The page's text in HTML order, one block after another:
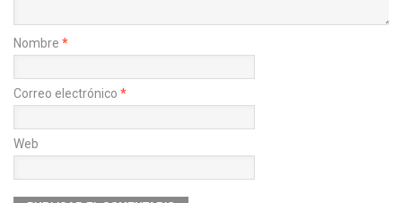
Nombre *
Correo electrónico *
Web